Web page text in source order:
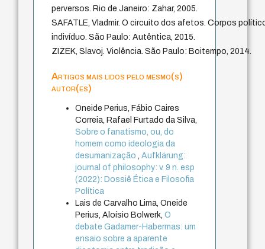
perversos. Rio de Janeiro: Zahar, 2005.
SAFATLE, Vladmir. O circuito dos afetos. Corpos
indivíduo. São Paulo: Autêntica, 2015.
ZIZEK, Slavoj. Violência. São Paulo: Boitempo, 2014.
Artigos mais lidos pelo mesmo(s)
autor(es)
Oneide Perius, Fábio Caires
Correia, Rafael Furtado da Silva,
Sobre o fanatismo, ou, do
homem como ideologia da
desumanização,Aufklärung:
journal of philosophy: v. 9 n. esp
(2022): Dossiê Ética e Filosofia
Política
Lais de Carvalho Lima, Oneide
Perius, Aloísio Bolwerk,O
debate Gadamer-Habermas: um
ensaio sobre a aparente